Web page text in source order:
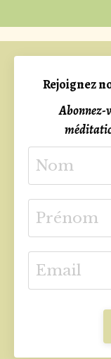
Rejoignez
Abonnez-